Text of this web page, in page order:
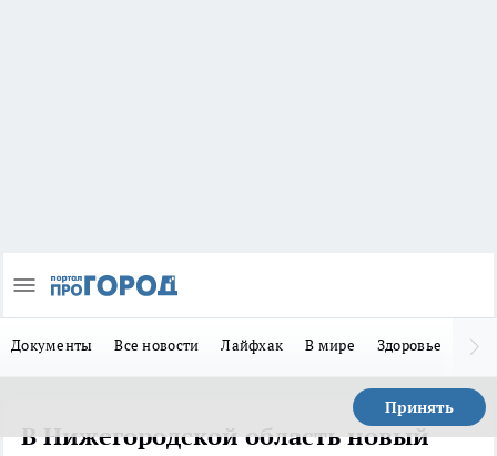
Документы Все новости Лайфхак В мире Здоровье
Принять
В Нижегородской область новый